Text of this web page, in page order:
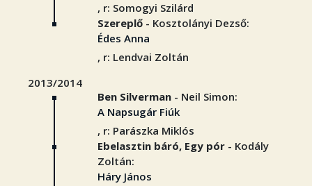
, r: Somogyi Szilárd
Szereplő - Kosztolányi Dezső:
Édes Anna
, r: Lendvai Zoltán
2013/2014
Ben Silverman - Neil Simon:
A Napsugár Fiúk
, r: Parászka Miklós
Ebelasztin báró, Egy pór - Kodály
Zoltán:
Háry János